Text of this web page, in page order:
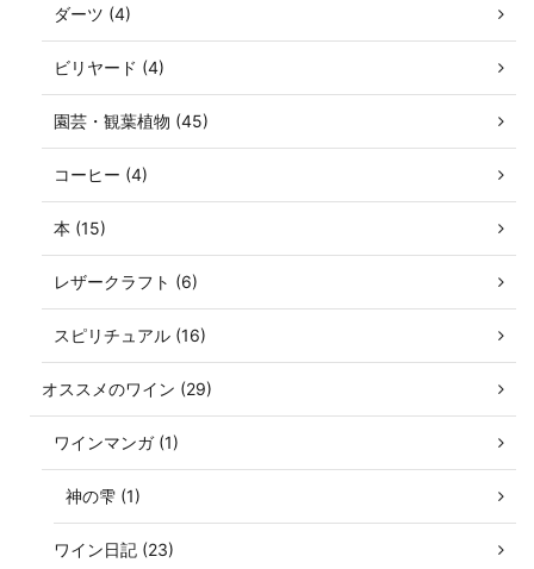
ダーツ (4)
ビリヤード (4)
園芸・観葉植物 (45)
コーヒー (4)
本 (15)
レザークラフト (6)
スピリチュアル (16)
オススメのワイン (29)
ワインマンガ (1)
神の雫 (1)
ワイン日記 (23)